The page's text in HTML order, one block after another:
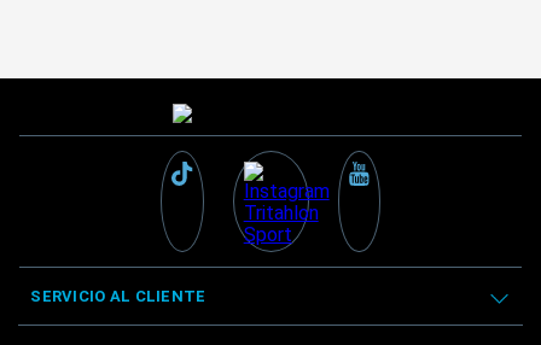
SERVICIO AL CLIENTE